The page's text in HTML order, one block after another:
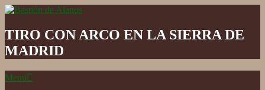
Skip
content
de
Alanos
TIRO CON ARCO EN LA SIERRA DE
MADRID
Secondary
Menu